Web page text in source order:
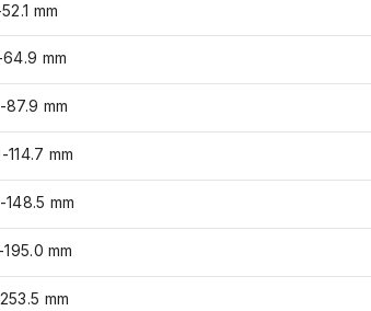
mm
mm
mm
mm
mm
mm
mm